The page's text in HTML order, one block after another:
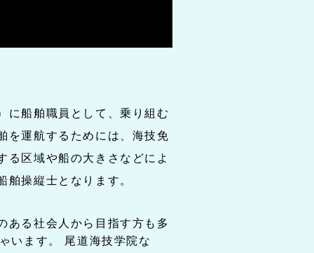
に船舶職員として、乗り組む
を運航するためには、海技免
る区域や船の大きさなどによ
操縦士となります。
ある社会人から目指す方も多
います。 尾道海技学院な